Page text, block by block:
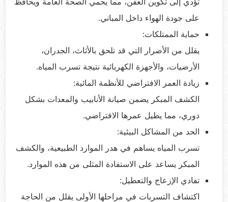
على جودة الهواء داخل المباني.
حماية الممتلكات:
يقلل من الأضرار التي قد تلحق بالأثاث، الجدران،
الأرضيات، والأجهزة الكهربائية نتيجة تسرب المياه.
زيادة العمر الافتراضي للأنظمة المائية:
الكشف المبكر يضمن صيانة الأنابيب والمعدات بشكل
دوري، مما يطيل عمرها الافتراضي.
الحد من المشاكل البيئية:
تسرب المياه يساهم في هدر الموارد الطبيعية، والكشف
المبكر يساعد على الاستفادة المثلى من هذه الموارد.
تفادي الإزعاج والتعطيل:
اكتشاف التسربات في مراحلها الأولى يقلل من الحاجة